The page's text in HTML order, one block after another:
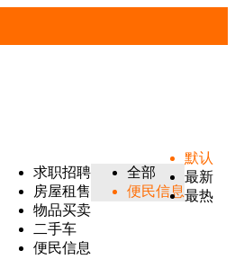
求职招聘
房屋租售
物品买卖
二手车
便民信息
全部
便民信息
默认
最新
最热